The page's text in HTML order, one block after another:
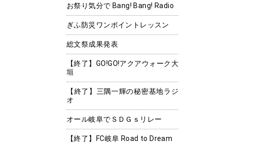
お祭り気分で Bang! Bang! Radio
ぎふ防災ワンポイントレッスン
総文祭成果発表
【終了】GO!GO!アクアウォーク大
垣
【終了】三隅一輝の秘密基地ラジ
オ
オール岐阜でＳＤＧｓリレー
【終了】FC岐阜 Road to Dream